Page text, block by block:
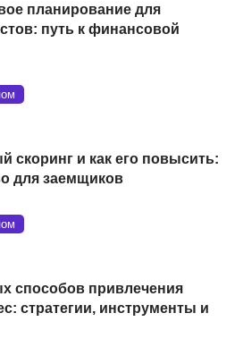
планирование для
путь к финансовой
скоринг и как его повысить:
для заемщиков
способов привлечения
стратегии, инструменты и